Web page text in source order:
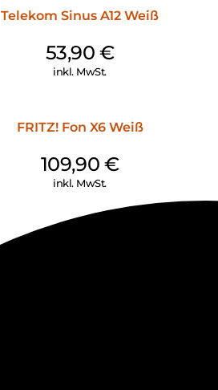
Telekom Sinus A12 Weiß
53,90 €
inkl. MwSt.
FRITZ! Fon X6 Weiß
109,90 €
inkl. MwSt.